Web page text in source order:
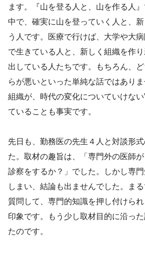
ます。『山を登る人と、山を作る人
中で、確実に山を登っていく人と、
う人です。医療で行けば、大学や大
で生きている人と、新しく組織を作
出している人たちです。もちろん、
らが悪いといった単純な話ではあり
組織が、時代の変化についていけない
ていることも事実です。
先日も、勤務医の先生４人と対談形
た。取材の趣旨は、「専門外の医師
診察をするか？」でした。しかし専
しまい、結論も出ませんでした。ま
質問して、専門的知識を押し付けら
印象です。もう少し取材目的に沿っ
たのです。